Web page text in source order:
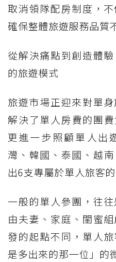
取消領隊配房制度，
確保整體旅遊服務品質
從解決痛點到創造體
的旅遊模式
旅遊市場正迎來對單
解決了單人房費的團費
更進一步照顧單人出
灣、韓國、泰國、越
出6支專屬於單人旅客
一般的單人參團，往
由夫妻、家庭、閨蜜
發的起點不同，單人
是多出來的那一位」的